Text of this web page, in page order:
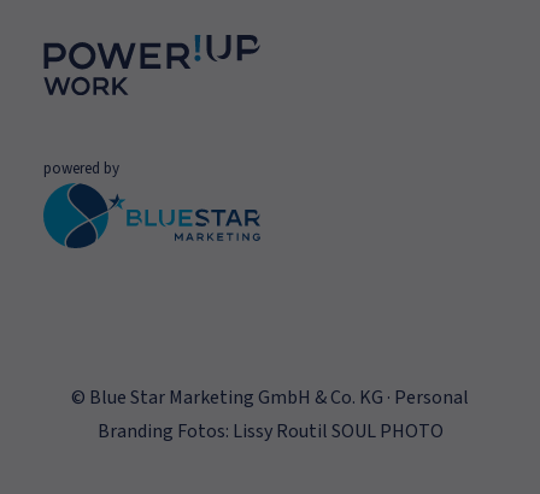
powered by
© Blue Star Marketing GmbH & Co. KG · Personal
Branding Fotos: Lissy Routil SOUL PHOTO